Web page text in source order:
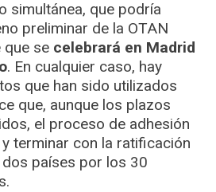
simultánea, que podría
preliminar de la OTAN
que se celebrará en Madrid
. En cualquier caso, hay
que han sido utilizados
que, aunque los plazos
el proceso de adhesión
terminar con la ratificación
países por los 30